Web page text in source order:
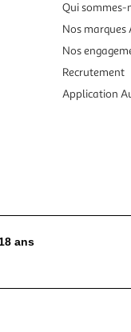
Qui sommes-
Nos marques
Nos
Recrutement
Application
ans